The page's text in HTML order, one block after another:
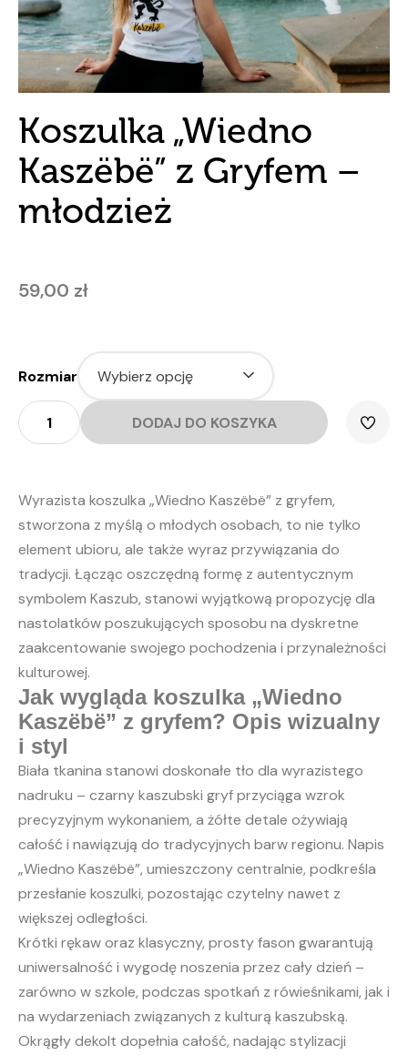
Koszulka „Wiedno
Kaszëbë” z Gryfem –
młodzież
59,00 zł
Rozmiar
ilość
Koszulka
Kaszëbë"
DODAJ DO KOSZYKA
Wyrazista koszulka „Wiedno Kaszëbë” z gryfem,
stworzona z myślą o młodych osobach, to nie tylko
element ubioru, ale także wyraz przywiązania do
tradycji. Łącząc oszczędną formę z autentycznym
symbolem Kaszub, stanowi wyjątkową propozycję dla
nastolatków poszukujących sposobu na dyskretne
zaakcentowanie swojego pochodzenia i przynależności
kulturowej.
Jak wygląda koszulka „Wiedno
Kaszëbë” z gryfem? Opis wizualny
i styl
Biała tkanina stanowi doskonałe tło dla wyrazistego
nadruku – czarny kaszubski gryf przyciąga wzrok
precyzyjnym wykonaniem, a żółte detale ożywiają
całość i nawiązują do tradycyjnych barw regionu. Napis
„Wiedno Kaszëbë”, umieszczony centralnie, podkreśla
przesłanie koszulki, pozostając czytelny nawet z
większej odległości.
Krótki rękaw oraz klasyczny, prosty fason gwarantują
uniwersalność i wygodę noszenia przez cały dzień –
zarówno w szkole, podczas spotkań z rówieśnikami, jak i
na wydarzeniach związanych z kulturą kaszubską.
Okrągły dekolt dopełnia całość, nadając stylizacji